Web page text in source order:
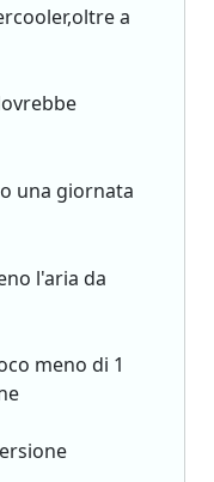
a
una giornata
l'aria da
meno di 1